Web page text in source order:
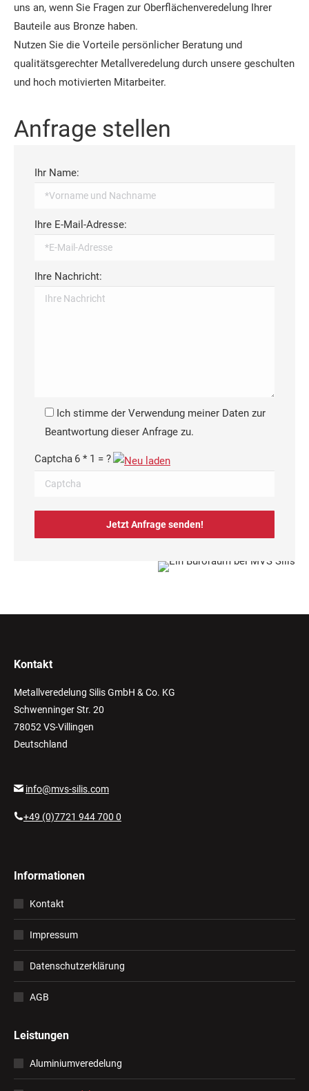
uns an, wenn Sie Fragen zur Oberflächenveredelung Ihrer
Bauteile aus Bronze haben.
Nutzen Sie die Vorteile persönlicher Beratung und
qualitätsgerechter Metallveredelung durch unsere geschulten
und hoch motivierten Mitarbeiter.
Anfrage stellen
Ihr Name:
Ihre E-Mail-Adresse:
Ihre Nachricht:
Ich stimme der Verwendung meiner Daten zur
Beantwortung dieser Anfrage zu.
Captcha 6 * 1 = ?
Bitte
ein,
zu
bestätigen,
Mensch
sind.
Kontakt
Metallveredelung Silis GmbH & Co. KG
Schwenninger Str. 20
78052 VS-Villingen
Deutschland
info@mvs-silis.com
+49 (0)7721 944 700 0
Informationen
Kontakt
Impressum
Datenschutzerklärung
AGB
Leistungen
Aluminiumveredelung